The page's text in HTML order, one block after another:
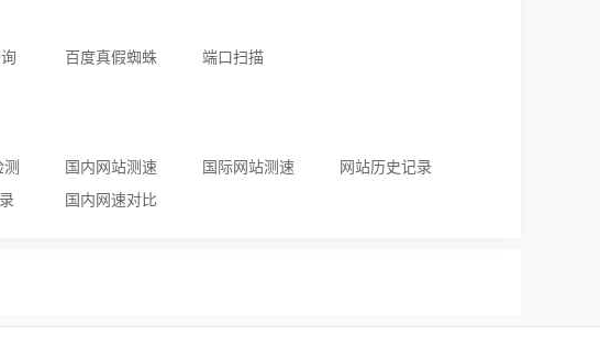
百度真假蜘蛛 端口扫描
测 国内网站测速 国际网站测速
网站历史记录
国内网速对比